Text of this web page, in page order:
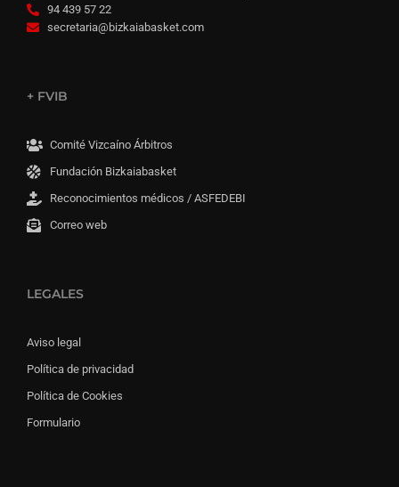
94 439 57 22
secretaria@bizkaiabasket.com
+ FVIB
Comité Vizcaíno Árbitros
Fundación Bizkaiabasket
Reconocimientos médicos / ASFEDEBI
Correo web
LEGALES
Aviso legal
Política de privacidad
Política de Cookies
Formulario